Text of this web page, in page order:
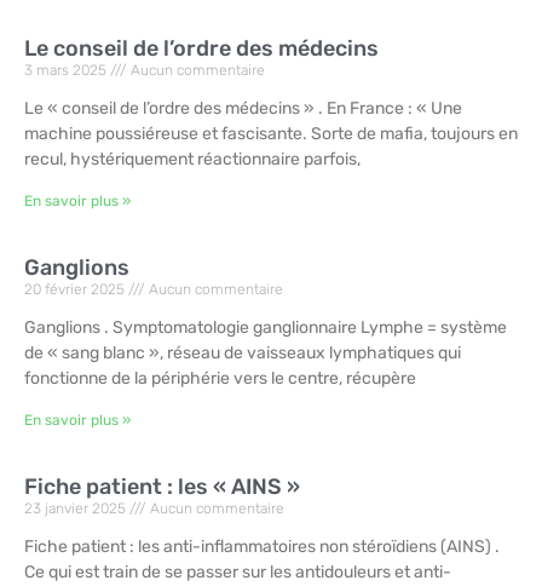
Le conseil de l’ordre des médecins
3 mars 2025 Aucun commentaire
Le « conseil de l’ordre des médecins » . En France : « Une
machine poussiéreuse et fascisante. Sorte de mafia, toujours en
recul, hystériquement réactionnaire parfois,
En savoir plus »
Ganglions
20 février 2025 Aucun commentaire
Ganglions . Symptomatologie ganglionnaire Lymphe = système
de « sang blanc », réseau de vaisseaux lymphatiques qui
fonctionne de la périphérie vers le centre, récupère
En savoir plus »
Fiche patient : les « AINS »
23 janvier 2025 Aucun commentaire
Fiche patient : les anti-inflammatoires non stéroïdiens (AINS) .
Ce qui est train de se passer sur les antidouleurs et anti-